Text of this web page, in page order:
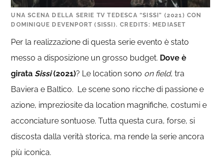
UNA SCENA DELLA SERIE TV TEDESCA “SISSI” (2021) CON
DOMINIQUE DEVENPORT (SISSI). CREDITS: MEDIASET
Per la realizzazione di questa serie evento è stato
messo a disposizione un grosso budget. Dove è
girata Sissi(2021)? Le location sono on field, tra
Baviera e Baltico. Le scene sono ricche di passione e
azione, impreziosite da location magnifiche, costumi e
acconciature sontuose. Tutta questa cura, forse, si
discosta dalla verità storica, ma rende la serie ancora
più iconica.